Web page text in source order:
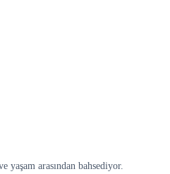
arasından bahsediyor.